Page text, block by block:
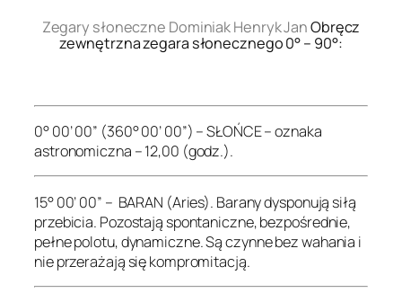
Zegary słoneczne Dominiak Henryk JanObręcz
zewnętrzna zegara słonecznego 0° – 90°:
0° 00’ 00” (360° 00’ 00”) – SŁOŃCE – oznaka
astronomiczna – 12,00 (godz.).
15° 00’ 00” – BARAN (Aries). Barany dysponują siłą
przebicia. Pozostają spontaniczne, bezpośrednie,
pełne polotu, dynamiczne. Są czynne bez wahania i
nie przerażają się kompromitacją.